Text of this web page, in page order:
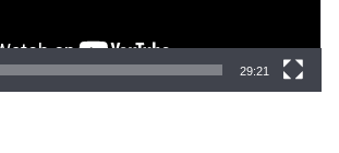
29:21